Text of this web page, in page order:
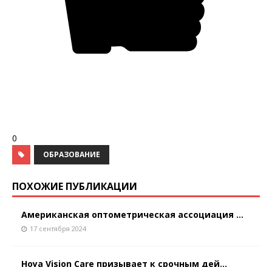
0
ОБРАЗОВАНИЕ
ПОХОЖИЕ ПУБЛИКАЦИИ
Американская оптометрическая ассоциация ...
17 сентября 2024
Hoya Vision Care призывает к срочным дей...